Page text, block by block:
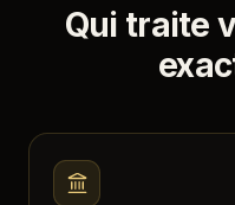
Qui traite